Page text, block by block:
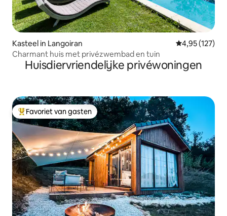
Kasteel in Langoiran Gemiddelde
4,95 (127)
Charmant huis met privézwembad en tuin
Huisdiervriendelijke privéwoningen
Topfavoriet van gasten
Favoriet van gasten